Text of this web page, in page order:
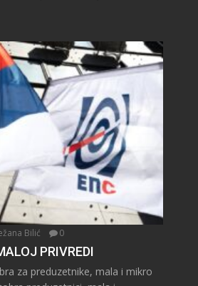
Bilić 0
PRIVREDI
za preduzetnike, mala i mikro